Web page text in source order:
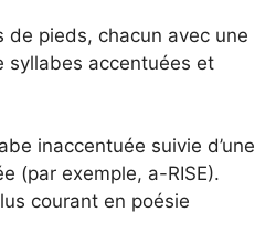
de pieds, chacun avec une
syllabes accentuées et
inaccentuée suivie d’une
(par exemple, a-RISE).
courant en poésie